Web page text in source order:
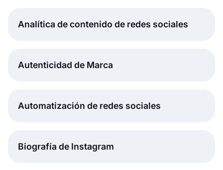
Analítica de contenido de redes sociales
Autenticidad de Marca
Automatización de redes sociales
Biografía de Instagram